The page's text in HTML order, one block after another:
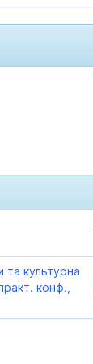
та культурна
конф.,